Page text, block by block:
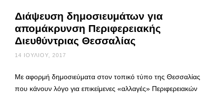
Διάψευση δημοσιευμάτων για
απομάκρυνση Περιφερειακής
Διευθύντριας Θεσσαλίας
14 ΙΟΥΛΊΟΥ, 2017
Με αφορμή δημοσιεύματα στον τοπικό τύπο της Θεσσαλίας
που κάνουν λόγο για επικείμενες «αλλαγές» Περιφερειακών